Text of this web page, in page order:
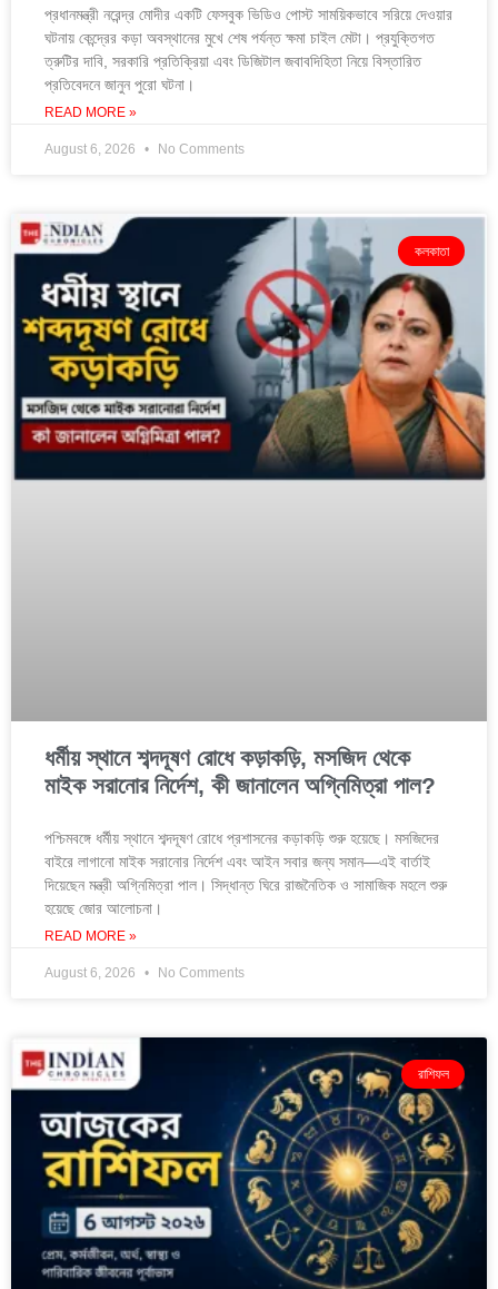
প্রধানমন্ত্রী নরেন্দ্র মোদীর একটি ফেসবুক ভিডিও পোস্ট সাময়িকভাবে সরিয়ে দেওয়ার
ঘটনায় কেন্দ্রের কড়া অবস্থানের মুখে শেষ পর্যন্ত ক্ষমা চাইল মেটা। প্রযুক্তিগত
ত্রুটির দাবি, সরকারি প্রতিক্রিয়া এবং ডিজিটাল জবাবদিহিতা নিয়ে বিস্তারিত
প্রতিবেদনে জানুন পুরো ঘটনা।
READ MORE »
August 6, 2026 No Comments
কলকাতা
ধর্মীয় স্থানে শব্দদূষণ রোধে কড়াকড়ি, মসজিদ থেকে
মাইক সরানোর নির্দেশ, কী জানালেন অগ্নিমিত্রা পাল?
পশ্চিমবঙ্গে ধর্মীয় স্থানে শব্দদূষণ রোধে প্রশাসনের কড়াকড়ি শুরু হয়েছে। মসজিদের
বাইরে লাগানো মাইক সরানোর নির্দেশ এবং আইন সবার জন্য সমান—এই বার্তাই
দিয়েছেন মন্ত্রী অগ্নিমিত্রা পাল। সিদ্ধান্ত ঘিরে রাজনৈতিক ও সামাজিক মহলে শুরু
হয়েছে জোর আলোচনা।
READ MORE »
August 6, 2026 No Comments
রাশিফল